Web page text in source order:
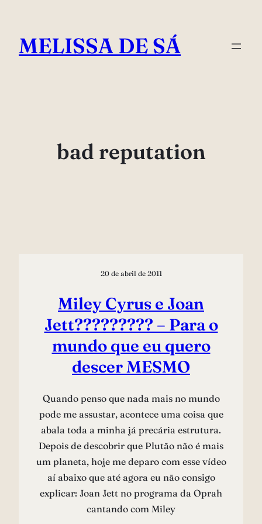
conteúdo
MELISSA DE SÁ
bad reputation
20 de abril de 2011
Miley Cyrus e Joan
Jett????????? – Para o
mundo que eu quero
descer MESMO
Quando penso que nada mais no mundo
pode me assustar, acontece uma coisa que
abala toda a minha já precária estrutura.
Depois de descobrir que Plutão não é mais
um planeta, hoje me deparo com esse vídeo
aí abaixo que até agora eu não consigo
explicar: Joan Jett no programa da Oprah
cantando com Miley